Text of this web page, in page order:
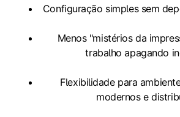
Configuração simples sem
Menos "mistérios da
trabalho apagando
Flexibilidade para
modernos e